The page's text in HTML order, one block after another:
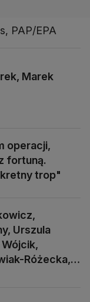
PAP/EPA
Marek
operacji,
fortuną.
trop"
Urszula
Wójcik,
Różecka,